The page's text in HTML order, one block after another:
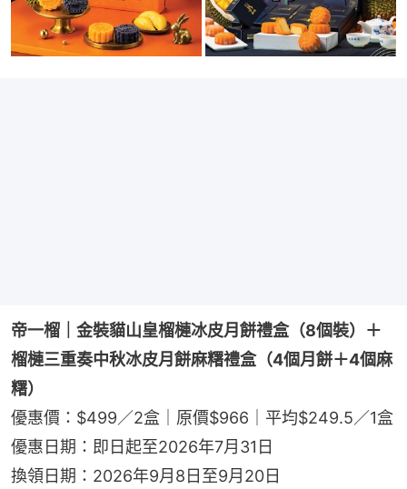
帝一榴｜金裝貓山皇榴槤冰皮月餅禮盒（8個裝）＋
榴槤三重奏中秋冰皮月餅麻糬禮盒（4個月餅＋4個麻
糬）
優惠價：$499／2盒｜原價$966｜平均$249.5／1盒
優惠日期：即日起至2026年7月31日
換領日期：2026年9月8日至9月20日